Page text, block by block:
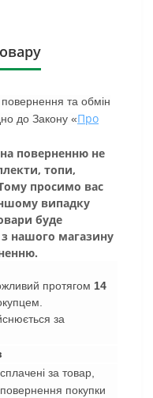
та обмін
до Закону «Про
поверненню не
топи,
просимо вас
випадку
буде
нашого магазину
протягом 14
за
за товар,
покупки